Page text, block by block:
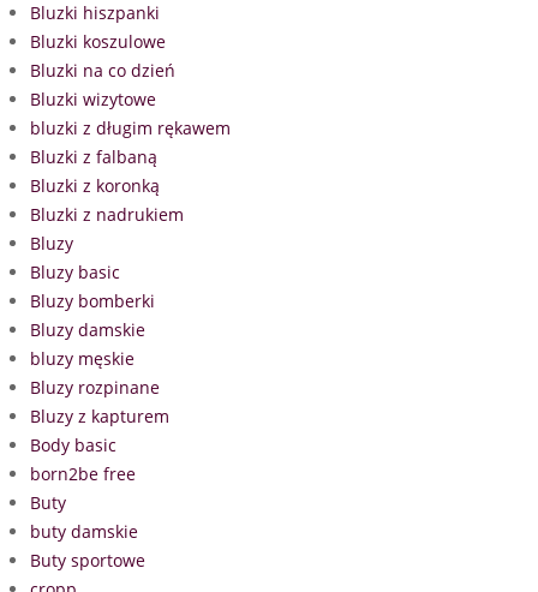
Bluzki hiszpanki
Bluzki koszulowe
Bluzki na co dzień
Bluzki wizytowe
bluzki z długim rękawem
Bluzki z falbaną
Bluzki z koronką
Bluzki z nadrukiem
Bluzy
Bluzy basic
Bluzy bomberki
Bluzy damskie
bluzy męskie
Bluzy rozpinane
Bluzy z kapturem
Body basic
born2be free
Buty
buty damskie
Buty sportowe